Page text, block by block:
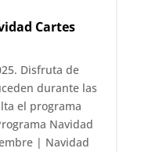
Cartes
Disfruta de
durante las
el programa
Navidad
| Navidad